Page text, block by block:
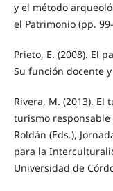
y el método
el Patrimonio (pp.
Prieto, E. (2008). El
Su función docente
Rivera, M. (2013).
turismo responsable
Roldán (Eds.),
para la
Universidad de